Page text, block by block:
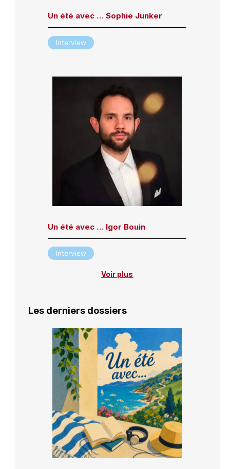
Un été avec … Sophie Junker
Interview
Un été avec … Igor Bouin
Interview
Voir plus
Les derniers dossiers